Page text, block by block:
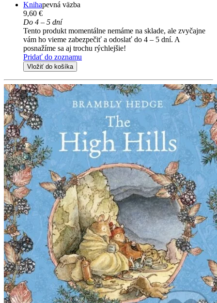
Knihapevná väzba
9,60 €
Do 4 – 5 dní
Tento produkt momentálne nemáme na sklade, ale zvyčajne
vám ho vieme zabezpečiť a odoslať do 4 – 5 dní. A
posnažíme sa aj trochu rýchlejšie!
Pridať do zoznamu
Vložiť do košíka